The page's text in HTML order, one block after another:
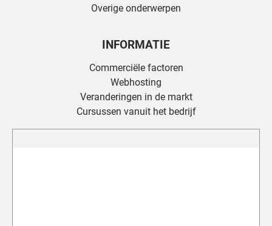
Overige onderwerpen
INFORMATIE
Commerciële factoren
Webhosting
Veranderingen in de markt
Cursussen vanuit het bedrijf